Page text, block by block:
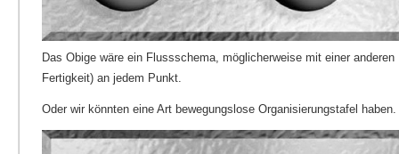
Das Obige wäre ein Flussschema, möglicherweise mit einer
Fertigkeit) an jedem Punkt.
Oder wir könnten eine Art bewegungslose Organisierungstafel haben.